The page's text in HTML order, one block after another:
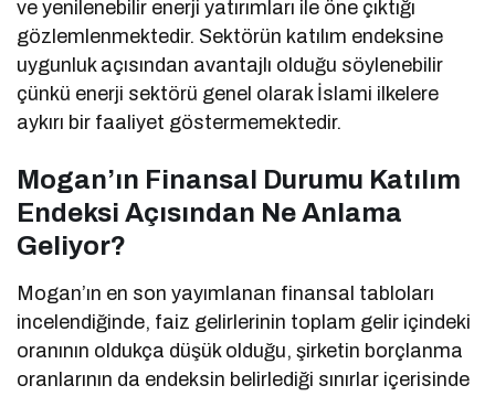
ve yenilenebilir enerji yatırımları ile öne çıktığı
gözlemlenmektedir. Sektörün katılım endeksine
uygunluk açısından avantajlı olduğu söylenebilir
çünkü enerji sektörü genel olarak İslami ilkelere
aykırı bir faaliyet göstermemektedir.
Mogan’ın Finansal Durumu Katılım
Endeksi Açısından Ne Anlama
Geliyor?
Mogan’ın en son yayımlanan finansal tabloları
incelendiğinde, faiz gelirlerinin toplam gelir içindeki
oranının oldukça düşük olduğu, şirketin borçlanma
oranlarının da endeksin belirlediği sınırlar içerisinde